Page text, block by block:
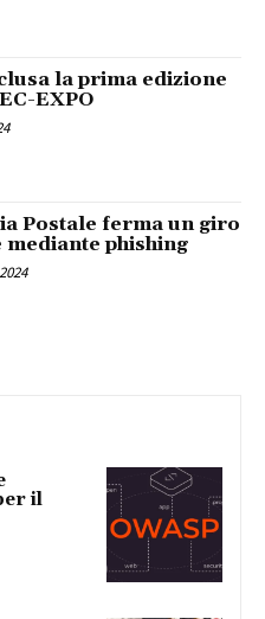
la prima edizione
EXPO
Postale ferma un giro
phishing
il